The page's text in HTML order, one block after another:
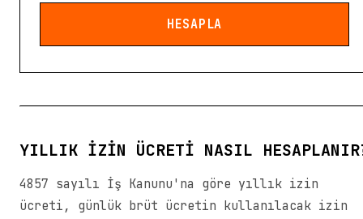
HESAPLA
YILLIK İZIN ÜCRETI NASIL
4857 sayılı İş Kanunu'na göre yıllık izin
ücreti, günlük brüt ücretin kullanılacak izin